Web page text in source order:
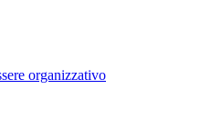
organizzativo